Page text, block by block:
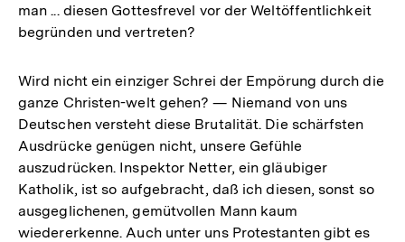
man ... diesen Gottesfrevel vor der Weltöffentlichkeit
begründen und vertreten?
Wird nicht ein einziger Schrei der Empörung durch die
ganze Christen-welt gehen? — Niemand von uns
Deutschen versteht diese Brutalität. Die schärfsten
Ausdrücke genügen nicht, unsere Gefühle
auszudrücken. Inspektor Netter, ein gläubiger
Katholik, ist so aufgebracht, daß ich diesen, sonst so
ausgeglichenen, gemütvollen Mann kaum
wiedererkenne. Auch unter uns Protestanten gibt es